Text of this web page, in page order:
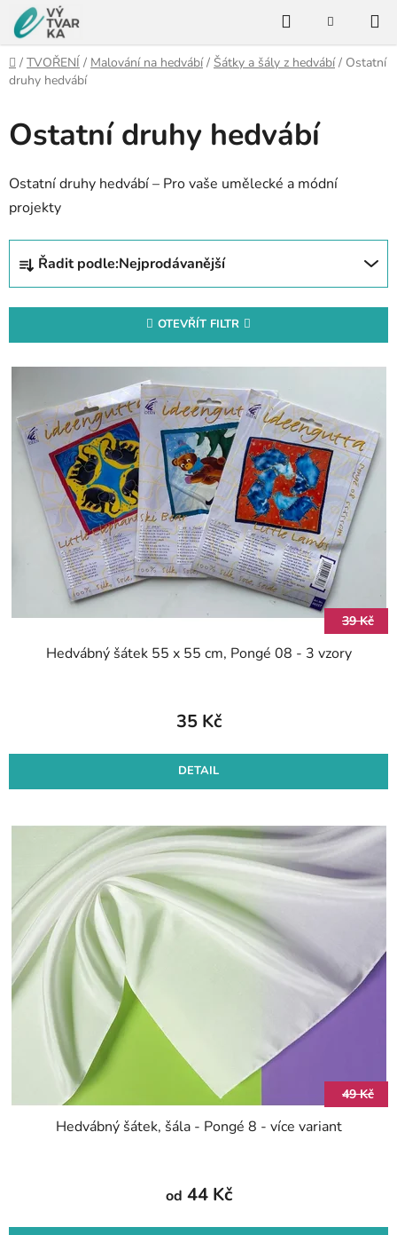
Přejít
na
obsah
HledatNÁKUPNÍ
Domů
/ TVOŘENÍ / Malování na hedvábí / Šátky a šály z hedvábí / Ostatní
druhy hedvábí
Ostatní druhy hedvábí
Ostatní druhy hedvábí – Pro vaše umělecké a módní
projekty
Ř
z
n
í
o
Řadit podle:Nejprodávanější
OTEVŘÍT FILTR
V
p
t
39 Kč
Hedvábný šátek 55 x 55 cm, Pongé 08 - 3 vzory
35 Kč
DETAIL
49 Kč
Hedvábný šátek, šála - Pongé 8 - více variant
od 44 Kč